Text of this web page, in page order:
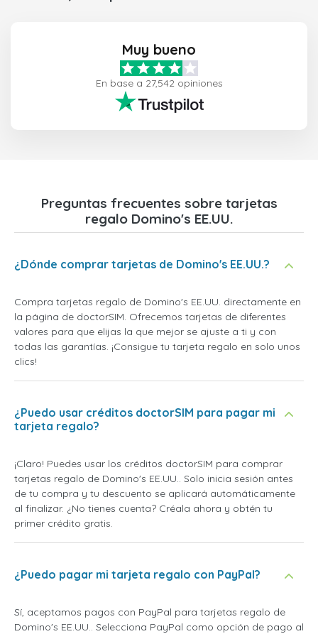
Muy bueno
En base a 27,542 opiniones
Preguntas frecuentes sobre tarjetas
regalo Domino's EE.UU.
¿Dónde comprar tarjetas de Domino's EE.UU.?
Compra tarjetas regalo de Domino's EE.UU. directamente en
la página de doctorSIM. Ofrecemos tarjetas de diferentes
valores para que elijas la que mejor se ajuste a ti y con
todas las garantías. ¡Consigue tu tarjeta regalo en solo unos
clics!
¿Puedo usar créditos doctorSIM para pagar mi
tarjeta regalo?
¡Claro! Puedes usar los créditos doctorSIM para comprar
tarjetas regalo de Domino's EE.UU.. Solo inicia sesión antes
de tu compra y tu descuento se aplicará automáticamente
al finalizar. ¿No tienes cuenta? Créala ahora y obtén tu
primer crédito gratis.
¿Puedo pagar mi tarjeta regalo con PayPal?
Sí, aceptamos pagos con PayPal para tarjetas regalo de
Domino's EE.UU.. Selecciona PayPal como opción de pago al